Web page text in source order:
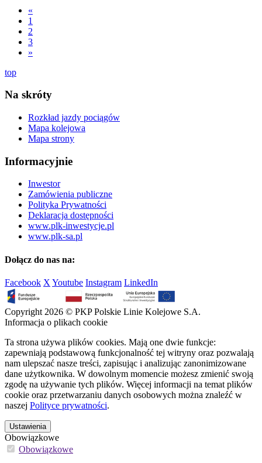
«
1
2
3
»
top
Na skróty
Rozkład jazdy pociągów
Mapa kolejowa
Mapa strony
Informacyjnie
Inwestor
Zamówienia publiczne
Polityka Prywatności
Deklaracja dostępności
www.plk-inwestycje.pl
www.plk-sa.pl
Dołącz do nas na:
Facebook X Youtube Instagram LinkedIn
Copyright 2026 © PKP Polskie Linie Kolejowe S.A.
Informacja o plikach cookie
Ta strona używa plików cookies. Mają one dwie funkcje:
zapewniają podstawową funkcjonalność tej witryny oraz pozwalają
nam ulepszać nasze treści, zapisując i analizując zanonimizowane
dane użytkownika. W dowolnym momencie możesz zmienić swoją
zgodę na używanie tych plików. Więcej informacji na temat plików
cookie oraz przetwarzaniu danych osobowych można znaleźć w
naszej Polityce prywatności.
Ustawienia
Obowiązkowe
Obowiązkowe